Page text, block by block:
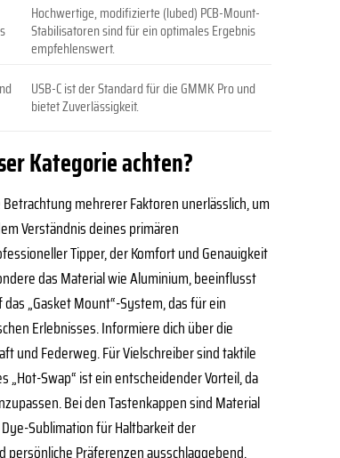
Hochwertige, modifizierte (lubed) PCB-Mount-
Stabilisatoren sind für ein optimales Ergebnis
empfehlenswert.
USB-C ist der Standard für die GMMK Pro und
bietet Zuverlässigkeit.
Kategorie achten?
mehrerer Faktoren unerlässlich, um
Verständnis deines primären
Tipper, der Komfort und Genauigkeit
das Material wie Aluminium, beeinflusst
„Gasket Mount“-System, das für ein
Erlebnisses. Informiere dich über die
und Federweg. Für Vielschreiber sind taktile
Swap“ ist ein entscheidender Vorteil, da
Bei den Tastenkappen sind Material
Sublimation für Haltbarkeit der